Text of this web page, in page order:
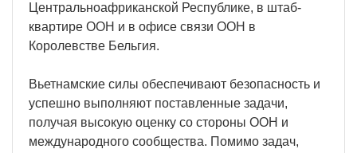
Центральноафриканской Республике, в штаб-
квартире ООН и в офисе связи ООН в
Королевстве Бельгия.
Вьетнамские силы обеспечивают безопасность и
успешно выполняют поставленные задачи,
получая высокую оценку со стороны ООН и
международного сообщества. Помимо задач,